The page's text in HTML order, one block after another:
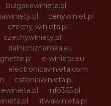
bulgariawinieta.pl
cenywiniet.pl
czechy-winieta.pl
czechywiniety.pl
dalnicniznamka.eu
e-winieta.eu
electronicavinieta.com
estoniawinieta.pl
ewinieta.pl
info365.pl
litwawinieta.pl